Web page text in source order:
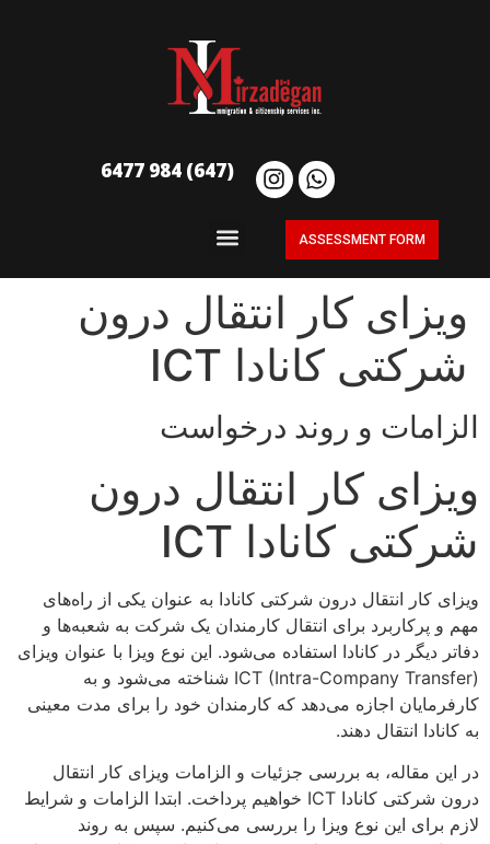
(647) 984 6477
ASSESSMENT FORM
ویزای کار انتقال درون
شرکتی کانادا ICT
الزامات و روند درخواست
ویزای کار انتقال درون
شرکتی کانادا ICT
ویزای کار انتقال درون شرکتی کانادا به عنوان یکی از راه‌های
مهم و پرکاربرد برای انتقال کارمندان یک شرکت به شعبه‌ها و
دفاتر دیگر در کانادا استفاده می‌شود. این نوع ویزا با عنوان ویزای
ICT (Intra-Company Transfer) شناخته می‌شود و به
کارفرمایان اجازه می‌دهد که کارمندان خود را برای مدت معینی
به کانادا انتقال دهند.
در این مقاله، به بررسی جزئیات و الزامات ویزای کار انتقال
درون شرکتی کانادا ICT خواهیم پرداخت. ابتدا الزامات و شرایط
لازم برای این نوع ویزا را بررسی می‌کنیم. سپس به روند